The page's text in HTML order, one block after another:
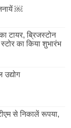
￼
टायर, ब्रिजस्टोन
का किया शुभारंभ
उद्योग
से निकालें रूपया,